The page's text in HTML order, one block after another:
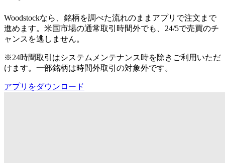
Woodstockなら、銘柄を調べた流れのままアプリで注文まで
進めます。米国市場の通常取引時間外でも、24/5で売買のチ
ャンスを逃しません。
※24時間取引はシステムメンテナンス時を除きご利用いただ
けます。一部銘柄は時間外取引の対象外です。
アプリをダウンロード